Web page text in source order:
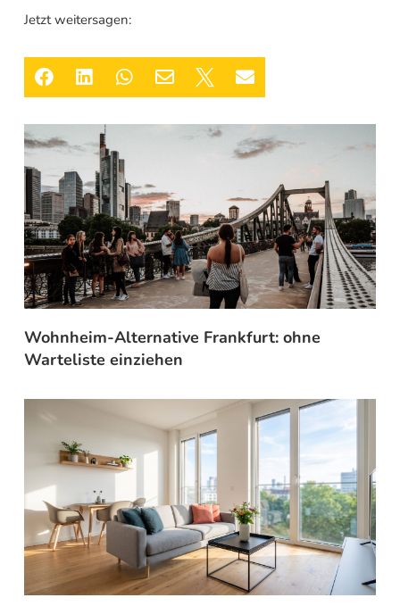
Jetzt weitersagen:
     
Wohnheim-Alternative Frankfurt: ohne
Warteliste einziehen